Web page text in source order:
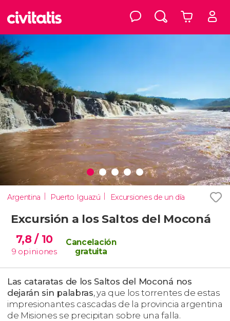
Argentina Puerto Iguazú Excursiones de un día
Excursión a los Saltos del Moconá
7,8/ 10
9 opiniones
Cancelación
gratuita
Las cataratas de los Saltos del Moconá nos
dejarán sin palabras, ya que los torrentes de estas
impresionantes cascadas de la provincia argentina
de Misiones se precipitan sobre una falla.